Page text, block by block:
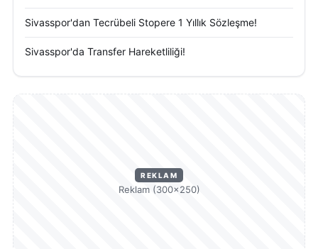
Sivasspor'dan Tecrübeli Stopere 1 Yıllık Sözleşme!
Sivasspor'da Transfer Hareketliliği!
REKLAM
Reklam (300×250)